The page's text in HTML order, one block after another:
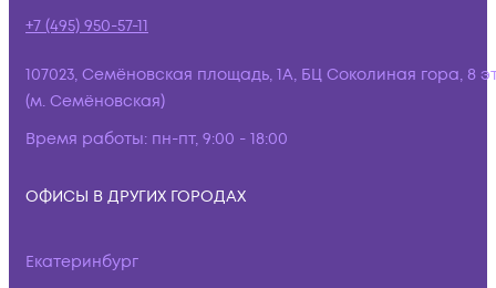
+7 (495) 950-57-11
107023, Семёновская площадь, 1А, БЦ Соколиная гора, 8
(м. Семёновская)
Время работы: пн-пт, 9:00 - 18:00
ОФИСЫ В ДРУГИХ ГОРОДАХ
Екатеринбург